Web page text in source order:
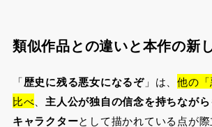
類似作品との違いと本作の新
「歴史に残る悪女になるぞ」は、他の
比べ、主人公が独自の信念を持ちなが
キャラクターとして描かれている点が際